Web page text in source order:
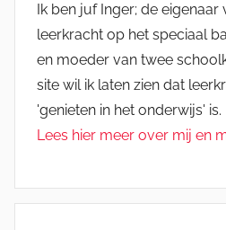
Ik ben juf Inger; de eigenaar
leerkracht op het speciaal
en moeder van twee
site wil ik laten zien dat
'genieten in het onderwijs' is.
Lees hier meer over mij en